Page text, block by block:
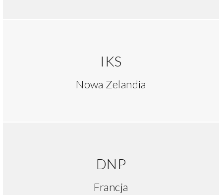
IKS
Nowa Zelandia
DNP
Francja